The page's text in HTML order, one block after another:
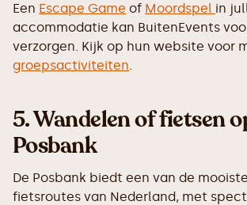
Een Escape Game of Moordspel in
accommodatie kan BuitenEvents
verzorgen. Kijk op hun website voor
groepsactiviteiten.
5.Wandelen of fietsen
Posbank
De Posbank biedt een van de
fietsroutes van Nederland, met